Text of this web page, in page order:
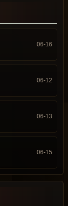
06-16
06-12
06-13
06-15